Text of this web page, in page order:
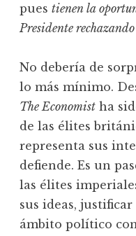
pues tienen la
Presidente
No debería de
lo más mínimo.
The Economist ha
de las élites
representa sus
defiende. Es un
las élites
sus ideas,
ámbito político